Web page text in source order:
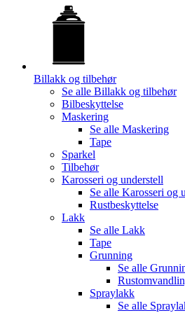
Billakk og tilbehør
Se alle Billakk og tilbehør
Bilbeskyttelse
Maskering
Se alle Maskering
Tape
Sparkel
Tilbehør
Karosseri og understell
Se alle Karosseri og
Rustbeskyttelse
Lakk
Se alle Lakk
Tape
Grunning
Se alle
Spraylakk
Se alle